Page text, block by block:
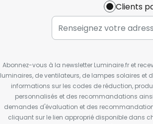
Clients
Abonnez-vous à la newsletter Luminaire.fr et
luminaires, de ventilateurs, de lampes solaires et
informations sur les codes de réduction,
personnalisés et des recommandations
demandes d'évaluation et des
cliquant sur le lien approprié disponible dans